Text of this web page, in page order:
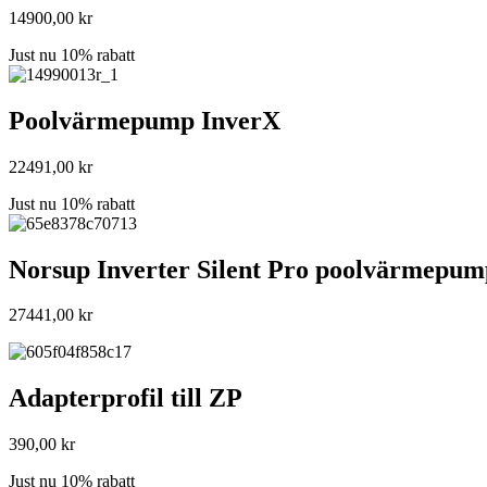
14900,00 kr
Just nu 10% rabatt
Poolvärmepump InverX
22491,00 kr
Just nu 10% rabatt
Norsup Inverter Silent Pro
27441,00 kr
Adapterprofil till ZP
390,00 kr
Just nu 10% rabatt